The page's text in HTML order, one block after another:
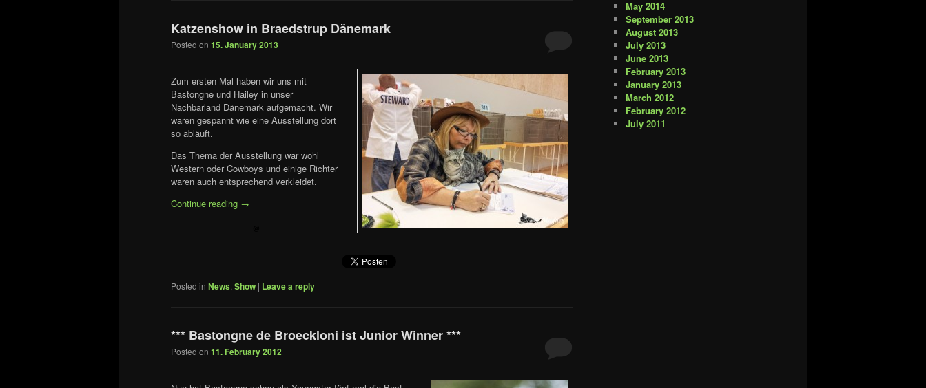
Katzenshow in Braedstrup Dänemark
Posted on 15. January 2013
Zum ersten Mal haben wir uns mit
Bastongne und Hailey in unser
Nachbarland Dänemark aufgemacht. Wir
waren gespannt wie eine Ausstellung dort
so abläuft.
Das Thema der Ausstellung war wohl
Western oder Cowboys und einige Richter
waren auch entsprechend verkleidet.
Continue reading →
Posted in News, Show | Leave a reply
*** Bastongne de Broeckloni ist Junior Winner ***
Posted on 11. February 2012
May 2014
September 2013
August 2013
July 2013
June 2013
February 2013
January 2013
March 2012
February 2012
July 2011